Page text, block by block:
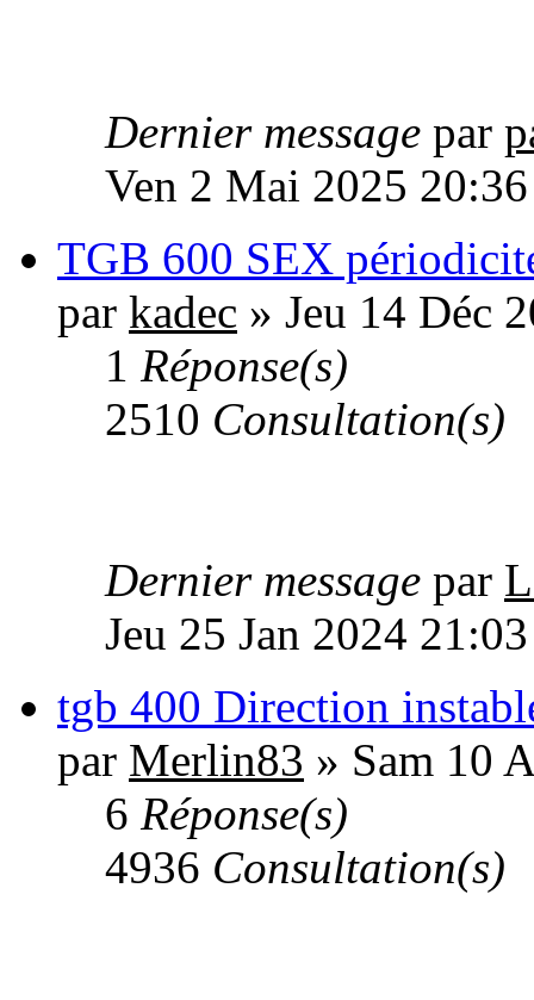
Dernier message par
Ven 2 Mai 2025 20:36
TGB 600 SEX
par kadec » Jeu 14 Déc
1 Réponse(s)
2510 Consultation(s)
Dernier message par
Jeu 25 Jan 2024 21:03
tgb 400 Direction
par Merlin83 » Sam 10
6 Réponse(s)
4936 Consultation(s)